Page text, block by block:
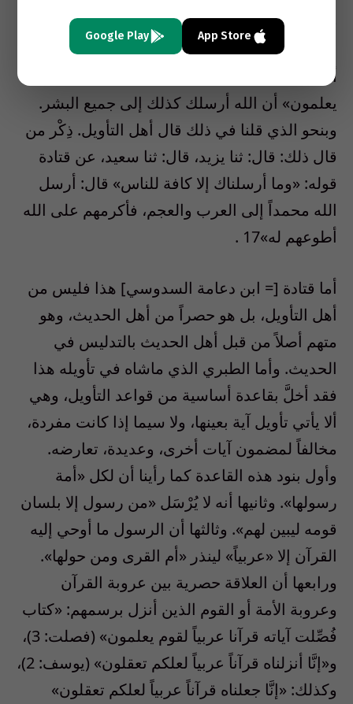
قومك خاصةً، ولكنَّا أرسلناك كافة للناس أجمعين،
العرب منهم والعجم، والأحمر والأسود، بشيراً مَنْ
أطاعك ونذيراً من كذَّبك. «ولكن أكثر الناس لا
يعلمون» أن الله أرسلك كذلك إلى جميع البشر.
وبنحو الذي قلنا في ذلك قال أهل التأويل. ذِكْر من
قال ذلك: قال: ثنا يزيد، قال: ثنا سعيد، عن قتادة
قوله: «وما أرسلناك إلا كافة للناس» قال: أرسل
الله محمداً إلى العرب والعجم، فأكرمهم على الله
أطوعهم له»17 .
أما قتادة [= ابن دعامة السدوسي] هذا فليس من
أهل التأويل، بل هو حصراً من أهل الحديث، وهو
متهم أصلاً من قبل أهل الحديث بالتدليس في
الحديث. وأما الطبري الذي ماشاه في تأويله هذا
فقد أخلَّ بقاعدة أساسية من قواعد التأويل، وهي
ألا يأتي تأويل آية بعينها، ولا سيما إذا كانت مفردة،
مخالفاً لمضمون آيات أخرى، وعديدة، تعارضه.
وأول بنود هذه القاعدة كما رأينا أن لكل «أمة
رسولها». وثانيها أنه لا يُرْسَل «من رسول إلا بلسان
قومه ليبين لهم». وثالثها أن الرسول ما أوحي إليه
القرآن إلا «عربياً» لينذر «أم القرى ومن حولها».
ورابعها أن العلاقة حصرية بين عروبة القرآن
وعروبة الأمة أو القوم الذين أنزل برسمهم: «كتاب
فُصِّلت آياته قرآنا عربياً لقوم يعلمون» (فصلت: 3)،
و«إنَّا أنزلناه قرآناً عربياً لعلكم تعقلون» (يوسف: 2)،
وكذلك: «إنَّا جعلناه قرآناً عربياً لعلكم تعقلون»
App Store
Google Play